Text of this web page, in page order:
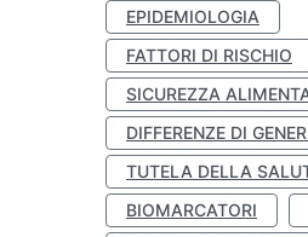
EPIDEMIOLOGIA
FATTORI DI RISCHIO
SICUREZZA
DIFFERENZE DI
TUTELA DELLA
BIOMARCATORI